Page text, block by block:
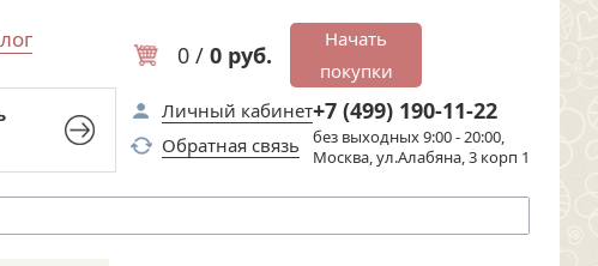
0 / 0 руб.
Начать
покупки
Личный кабинет
Обратная связь
+7 (499) 190-11-22
без выходных 9:00 - 20:00,
Москва, ул.Алабяна, 3 корп 1